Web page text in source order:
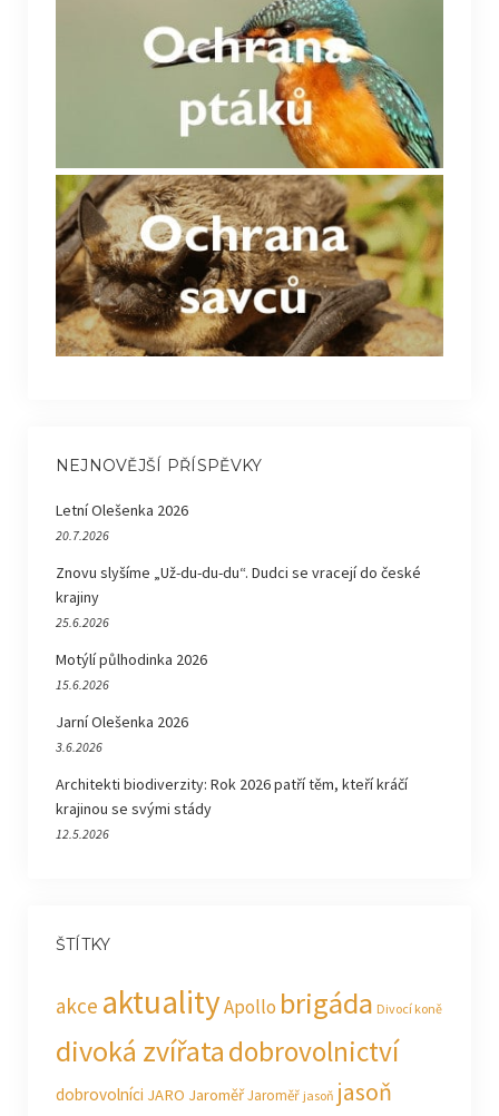
NEJNOVĚJŠÍ PŘÍSPĚVKY
Letní Olešenka 2026
20.7.2026
Znovu slyšíme „Už-du-du-du“. Dudci se vracejí do české
krajiny
25.6.2026
Motýlí půlhodinka 2026
15.6.2026
Jarní Olešenka 2026
3.6.2026
Architekti biodiverzity: Rok 2026 patří těm, kteří kráčí
krajinou se svými stády
12.5.2026
ŠTÍTKY
akce aktualityApollo brigáda Divocí koně
divoká zvířatadobrovolnictví
dobrovolníci JARO JaroměřJaroměř jasoň jasoň